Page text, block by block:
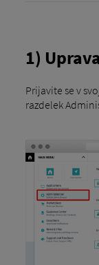
1)
Prijavite se v
razdelek